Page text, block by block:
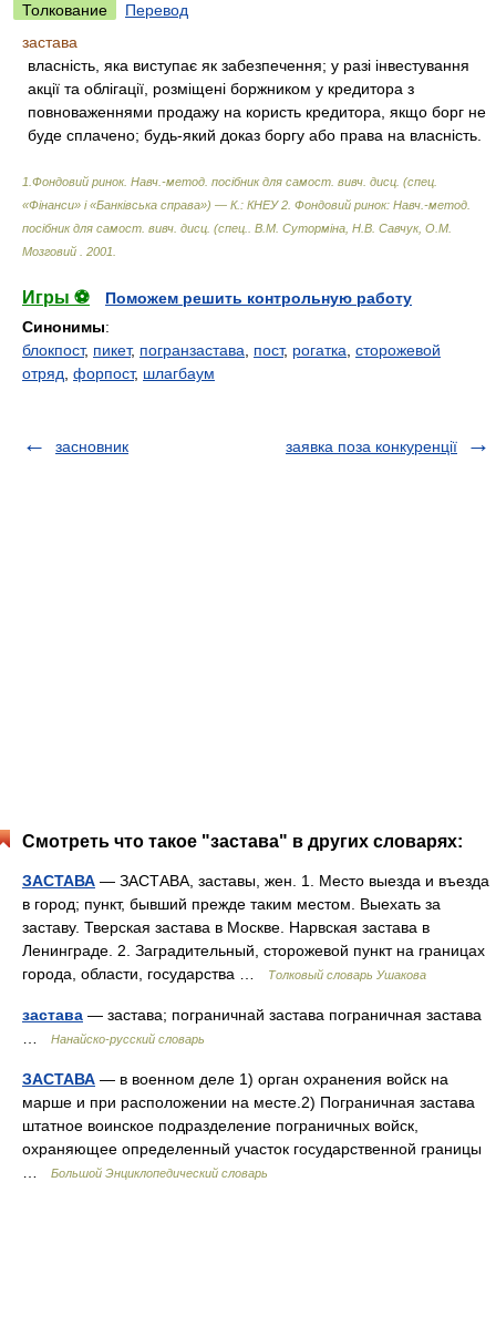
Толкование
Перевод
застава
власність, яка виступає як забезпечення; у разі інвестування
акції та облігації, розміщені боржником у кредитора з
повноваженнями продажу на користь кредитора, якщо борг не
буде сплачено; будь-який доказ боргу або права на власність.
1.Фондовий ринок. Навч.-метод. посібник для самост. вивч. дисц. (спец.
«Фінанси» і «Банківська справа») — К.: КНЕУ 2. Фондовий ринок: Навч.-метод.
посібник для самост. вивч. дисц. (спец.
В.М. Суторміна, Н.В. Савчук, О.М.
Мозговий
2001
Игры ⚽
Поможем решить контрольную работу
Синонимы:
блокпост, пикет, погранзастава пост, рогатка сторожевой
отряд форпост, шлагбаум
засновник заявка поза конкуренції
Смотреть что такое "застава" в других словарях:
ЗАСТАВА — ЗАСТАВА, заставы, жен. 1. Место выезда и въезда
в город; пункт, бывший прежде таким местом. Выехать за
заставу. Тверская застава в Москве. Нарвская застава в
Ленинграде. 2. Заградительный, сторожевой пункт на границах
города, области, государства …
Толковый словарь Ушакова
застава — застава; пограничнай застава пограничная застава
Нанайско-русский словарь
ЗАСТАВА — в военном деле 1) орган охранения войск на
марше и при расположении на месте.2) Пограничная застава
штатное воинское подразделение пограничных войск,
охраняющее определенный участок государственной границы
Большой Энциклопедический словарь